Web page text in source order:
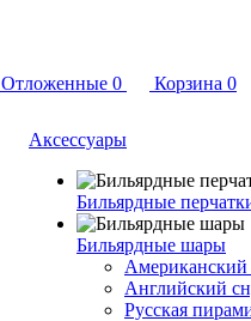
Отложенные 0 Корзина 0
Аксессуары
Бильярдные
Бильярдные шары
Американский
Английский
Русская